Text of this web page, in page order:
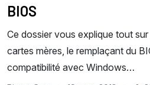
BIOS
Ce dossier vous explique tout
cartes mères, le remplaçant du
compatibilité avec Windows…